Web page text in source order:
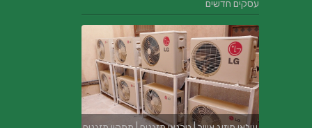
עסקים חדשים